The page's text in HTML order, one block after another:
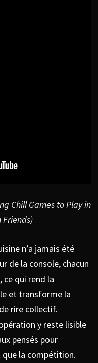
Chill Games to Play in
Friends)
n’a jamais été
de la console, chacun
ce qui rend la
et transforme la
rire collectif.
y reste lisible
pensés pour
la compétition.